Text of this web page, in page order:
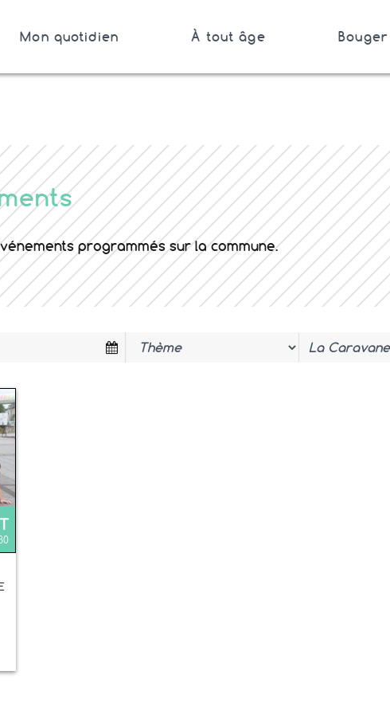
Bretagne
Mon quotidien À tout âge
programmés sur la commune.
Thème Mots clés